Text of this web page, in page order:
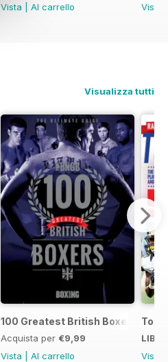
Vista
Al carrello
Vista
Visualizza tutti
100 Greatest British Boxers
Acquista per €9,99
Vista
Al carrello
Vista